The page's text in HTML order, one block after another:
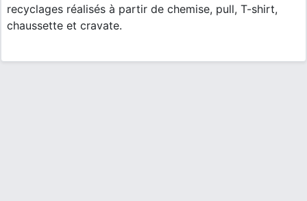
recyclages réalisés à partir de chemise, pull, T-shirt,
chaussette et cravate.